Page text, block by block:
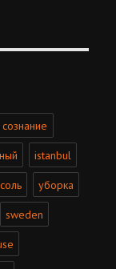
istanbul
уборка
sweden